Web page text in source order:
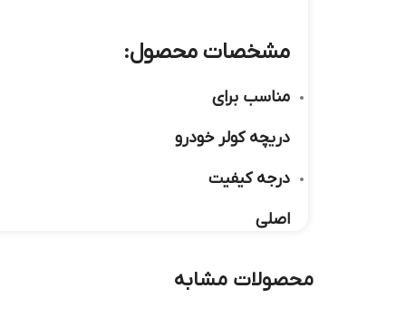
مشخصات محصول:
مناسب برای
دریچه کولر خودرو
درجه کیفیت
اصلی
محصولات مشابه